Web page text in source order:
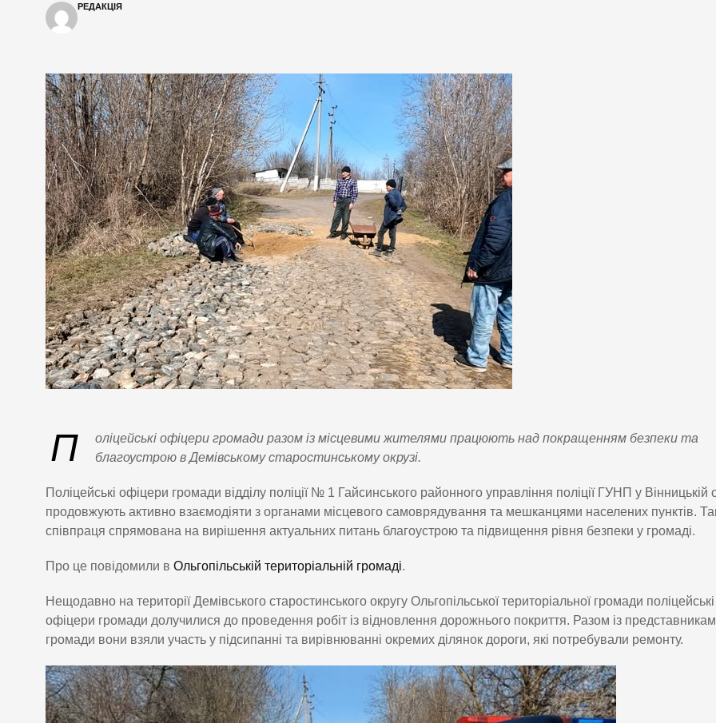
РЕДАКЦІЯ
П
оліцейські офіцери громади разом із місцевими жителями працюють над покращенням безпеки та
благоустрою в Демівському старостинському окрузі.
Поліцейські офіцери громади відділу поліції № 1 Гайсинського районного управління поліції ГУНП у Вінницькій
продовжують активно взаємодіяти з органами місцевого самоврядування та мешканцями населених пунктів.
співпраця спрямована на вирішення актуальних питань благоустрою та підвищення рівня безпеки у громаді.
Про це повідомили в Ольгопільській територіальній громаді.
Нещодавно на території Демівського старостинського округу Ольгопільської територіальної громади поліцейські
офіцери громади долучилися до проведення робіт із відновлення дорожнього покриття. Разом із
громади вони взяли участь у підсипанні та вирівнюванні окремих ділянок дороги, які потребували ремонту.